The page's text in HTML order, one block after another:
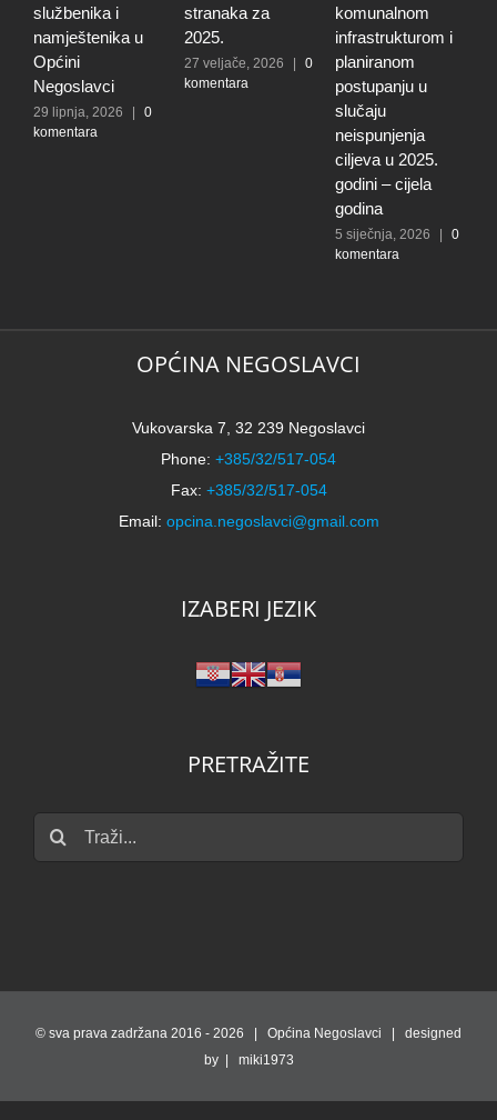
službenika i
namještenika u
Općini
Negoslavci
29 lipnja, 2026
0
komentara
stranaka za
2025.
27 veljače, 2026
0
komentara
komunalnom
infrastrukturom i
planiranom
postupanju u
slučaju
neispunjenja
ciljeva u 2025.
godini – cijela
godina
5 siječnja, 2026
0
komentara
OPĆINA NEGOSLAVCI
Vukovarska 7, 32 239 Negoslavci
Phone: +385/32/517-054
Fax: +385/32/517-054
Email: opcina.negoslavci@gmail.com
IZABERI JEZIK
PRETRAŽITE
Traži...
© sva prava zadržana 2016 - 2026 | Općina Negoslavci | designed
by | miki1973